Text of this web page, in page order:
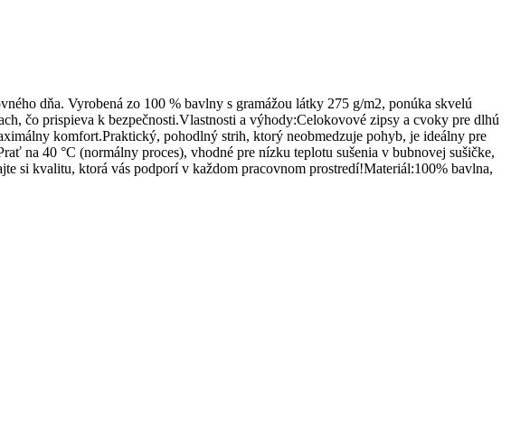
dňa. Vyrobená zo 100 % bavlny s gramážou látky 275 g/m2, ponúka skvelú
čo prispieva k bezpečnosti.Vlastnosti a výhody:Celokovové zipsy a cvoky pre dlhú
komfort.Praktický, pohodlný strih, ktorý neobmedzuje pohyb, je ideálny pre
na 40 °C (normálny proces), vhodné pre nízku teplotu sušenia v bubnovej sušičke,
si kvalitu, ktorá vás podporí v každom pracovnom prostredí!Materiál:100% bavlna,